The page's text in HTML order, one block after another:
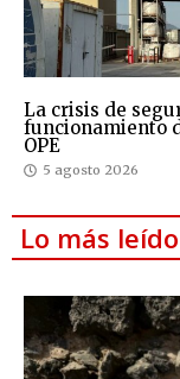
La crisis de
funcionamiento
OPE
5 agosto 2026
Lo más leído